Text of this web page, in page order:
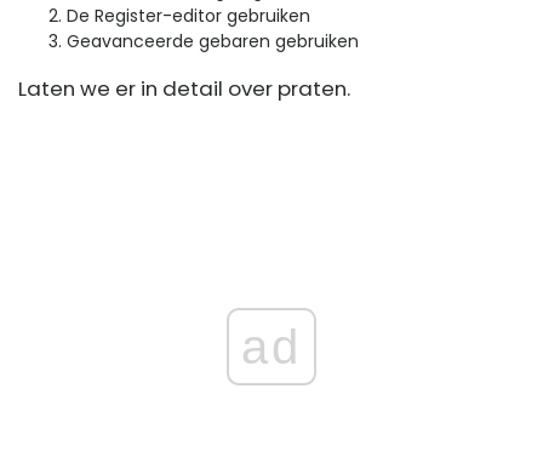
De Register-editor gebruiken
Geavanceerde gebaren gebruiken
Laten we er in detail over praten.
ad